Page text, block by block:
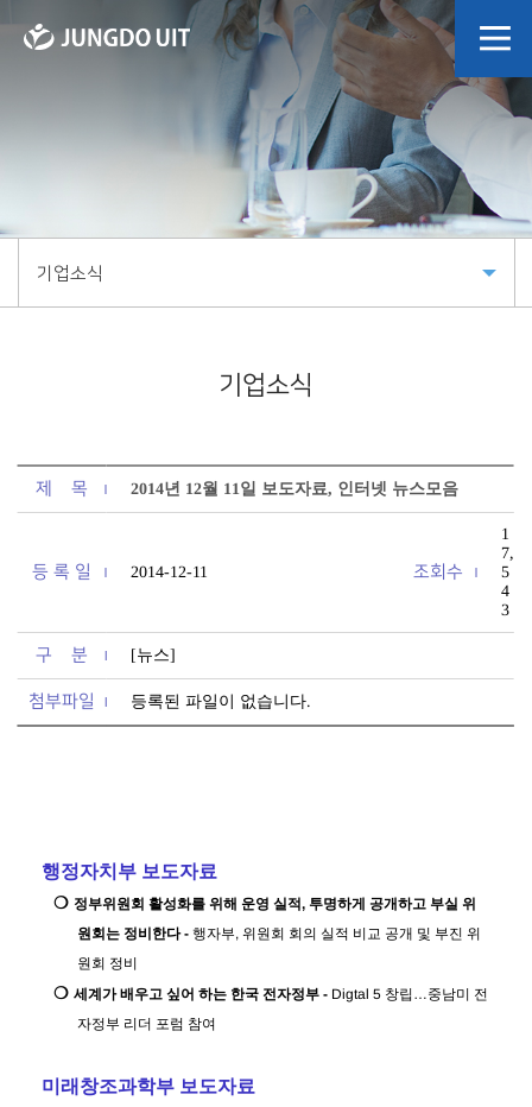
기업소식
기업소식
제 목 2014년 12월 11일 보도자료, 인터넷 뉴스모음
등 록 일 2014-12-11 조회수
1
7,
5
4
3
구 분 [뉴스]
첨부파일 등록된 파일이 없습니다.
행정자치부 보도자료
❍ 정부위원회 활성화를 위해 운영 실적,투명하게 공개하고 부실 위
원회는 정비한다-행자부,위원회 회의 실적 비교 공개 및 부진 위
원회 정비
❍세계가 배우고 싶어 하는 한국 전자정부- Digtal 5 창립 …중남미 전
자정부 리더 포럼 참여
미래창조과학부 보도자료